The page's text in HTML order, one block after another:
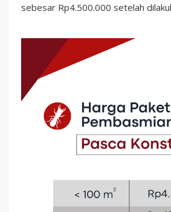
sebesar Rp4.500.000 setelah